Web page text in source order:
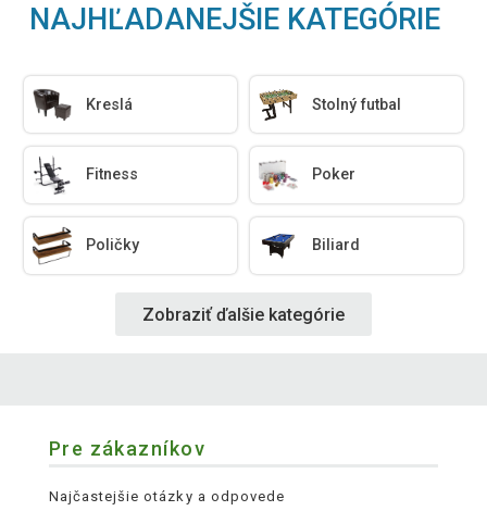
NAJHĽADANEJŠIE KATEGÓRIE
Kreslá Stolný futbal
Fitness Poker
Poličky Biliard
Zobraziť ďalšie kategórie
Pre zákazníkov
Najčastejšie otázky a odpovede